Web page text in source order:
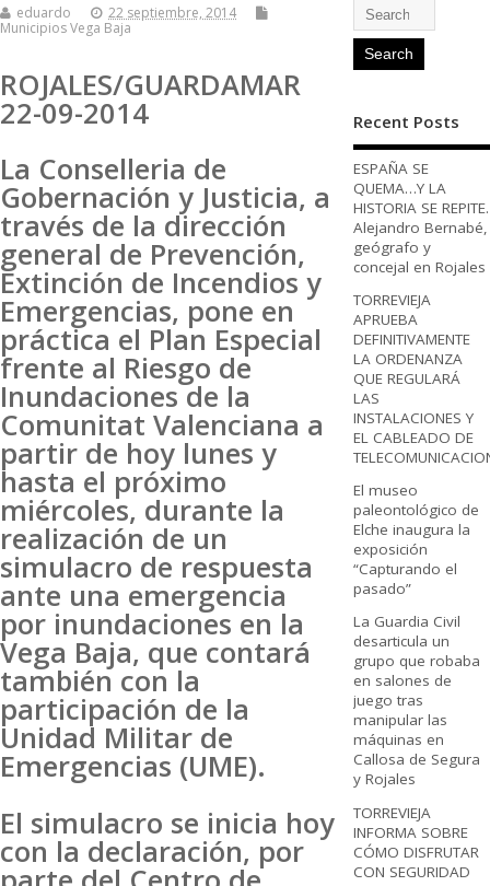
eduardo
22 septiembre, 2014
Municipios Vega Baja
ROJALES/GUARDAMAR
22-09-2014
La Conselleria de
Gobernación y Justicia, a
través de la dirección
general de Prevención,
Extinción de Incendios y
Emergencias, pone en
práctica el Plan Especial
frente al Riesgo de
Inundaciones de la
Comunitat Valenciana a
partir de hoy lunes y
hasta el próximo
miércoles, durante la
realización de un
simulacro de respuesta
ante una emergencia
por inundaciones en la
Vega Baja, que contará
también con la
participación de la
Unidad Militar de
Emergencias (UME).
El simulacro se inicia hoy
con la declaración, por
Recent Posts
ESPAÑA SE
QUEMA…Y LA
HISTORIA SE REPITE.
Alejandro Bernabé,
geógrafo y
concejal en Rojales
TORREVIEJA
APRUEBA
DEFINITIVAMENTE
LA ORDENANZA
QUE REGULARÁ
LAS
INSTALACIONES Y
EL CABLEADO DE
El museo
paleontológico de
Elche inaugura la
exposición
“Capturando el
pasado”
La Guardia Civil
desarticula un
grupo que robaba
en salones de
juego tras
manipular las
máquinas en
Callosa de Segura
y Rojales
TORREVIEJA
INFORMA SOBRE
CÓMO DISFRUTAR
CON SEGURIDAD